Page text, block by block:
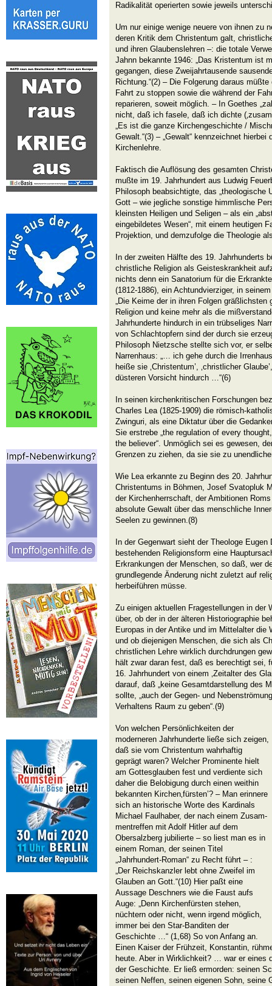
Radikalität operierten sowie jeweils
Um nur einige wenige neuere von ihnen zu
deren Kritik dem Christentum galt,
und ihren Glaubenslehren –: die totale
Jahnn bekannte 1946: „Das Kristentum ist
gegangen, diese Zweijahrtausende
Richtung.“(2) – Die Folgerung daraus
Fahrt zu stoppen sowie die während der
reparieren, soweit möglich. – In Goethes
nicht, daß ich fasele, daß ich dichte
„Es ist die ganze Kirchengeschichte /
Gewalt.“(3) – „Gewalt“ kennzeichnet
Kirchenlehre.
Faktisch die Auflösung des gesamten
mußte im 19. Jahrhundert aus Ludwig
Philosoph beabsichtigte, das „theologische
Gott – wie jegliche sonstige himmlische
kleinsten Heiligen und Seligen – als ein
eingebildetes Wesen“, mit einem heutigen
Projektion, und demzufolge die Theologie
In der zweiten Hälfte des 19. Jahrhunderts
christliche Religion als Geisteskrankheit
nichts denn ein Sanatorium für die
(1812-1886), ein Achtundvierziger, in
„Die Keime der in ihren Folgen
Religion und keine mehr als die
Jahrhunderte hindurch in ein trübseliges
von Schlachtopfern sind der durch sie
Philosoph Nietzsche stellte sich vor, er
Narrenhaus: „… ich gehe durch die
heiße sie ‚Christentum’, ‚christlicher
düsteren Vorsicht hindurch …“(6)
In seinen kirchenkritischen Forschungen
Charles Lea (1825-1909) die römisch-
Zwinguri, als eine Diktatur über die
Sie erstrebe „the regulation of every
the believer“. Unmöglich sei es gewesen,
Grenzen zu ziehen, da sie sie zu
Wie Lea erkannte zu Beginn des 20.
Christentums in Böhmen, Josef Svatopluk
der Kirchenherrschaft, der Ambitionen
absolute Gewalt über das menschliche
Seelen zu gewinnen.(8)
In der Gegenwart sieht der Theologe
bestehenden Religionsform eine
Erkrankungen der Menschen, so daß, wer
grundlegende Änderung nicht zuletzt auf
herbeiführen müsse.
Zu einigen aktuellen Fragestellungen in der
über, ob der in der älteren Historiographie
Europas in der Antike und im Mittelalter die
und ob diejenigen Menschen, die sich als
christlichen Lehre wirklich durchdrungen
hält zwar daran fest, daß es berechtigt sei,
16. Jahrhundert von einem ‚Zeitalter des
darauf, daß „keine Gesamtdarstellung des
sollte, „auch der Gegen- und
Verhaltens Raum zu geben“.(9)
Von welchen Persönlichkeiten der
moderneren Jahrhunderte ließe sich zeigen,
daß sie vom Christentum wahrhaftig
geprägt waren? Welcher Prominente hielt
am Gottesglauben fest und verdiente sich
daher die Belobigung durch einen weithin
bekannten Kirchen‚fürsten’? – Man erinnere
sich an historische Worte des Kardinals
Michael Faulhaber, der nach einem Zusam-
mentreffen mit Adolf Hitler auf dem
Obersalzberg jubilierte – so liest man es in
einem Roman, der seinen Titel
„Jahrhundert-Roman“ zu Recht führt – :
„Der Reichskanzler lebt ohne Zweifel im
Glauben an Gott.“(10) Hier paßt eine
Aussage Deschners wie die Faust aufs
Auge: „Denn Kirchenfürsten stehen,
nüchtern oder nicht, wenn irgend möglich,
immer bei den Star-Banditen der
Geschichte …“ (1,68) So von Anfang an.
Einen Kaiser der Frühzeit, Konstantin,
heute. Aber in Wirklichkeit? … war er eines
der Geschichte. Er ließ ermorden: seinen
seinen Neffen, seinen eigenen Sohn, seine